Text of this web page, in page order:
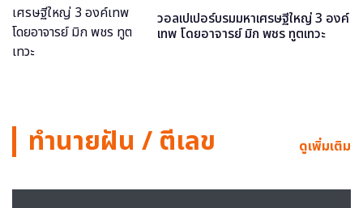
วอลเปเปอร์บรมมหาเศรษฐีใหญ่ 3 องค์
เทพ โดยอาจารย์ มิก พชร ทูตเทวะ
ทำนายฝัน / ตีเลข ดูเพิ่มเติม